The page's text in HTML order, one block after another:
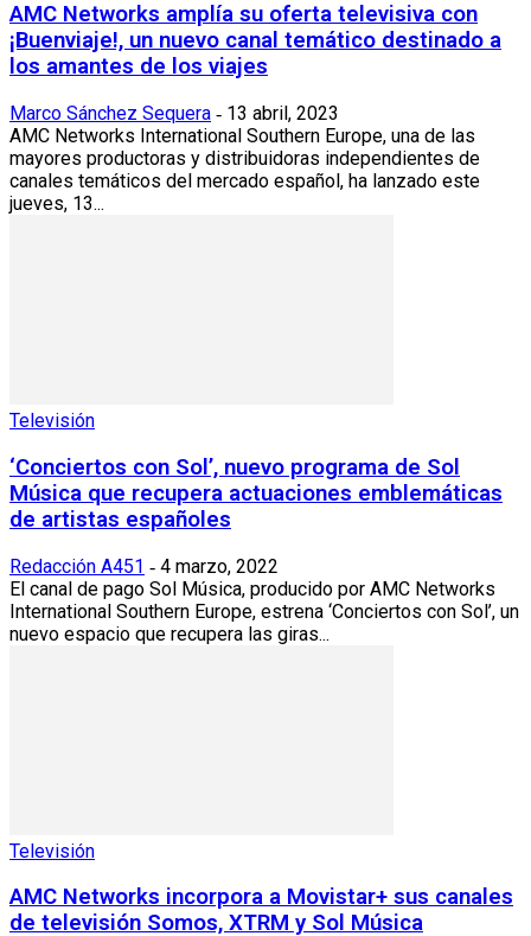
AMC Networks amplía su oferta televisiva con
¡Buenviaje!, un nuevo canal temático destinado a
los amantes de los viajes
Marco Sánchez Sequera - 13 abril, 2023
AMC Networks International Southern Europe, una de las
mayores productoras y distribuidoras independientes de
canales temáticos del mercado español, ha lanzado este
jueves, 13...
Televisión
‘Conciertos con Sol’, nuevo programa de Sol
Música que recupera actuaciones emblemáticas
de artistas españoles
Redacción A451 - 4 marzo, 2022
El canal de pago Sol Música, producido por AMC Networks
International Southern Europe, estrena ‘Conciertos con Sol’, un
nuevo espacio que recupera las giras...
Televisión
AMC Networks incorpora a Movistar+ sus canales
de televisión Somos, XTRM y Sol Música